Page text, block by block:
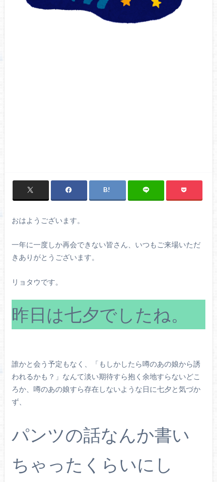
おはようございます。
一年に一度しか再会できない皆さん、いつもご来場いただ
きありがとうございます。
リョタウです。
昨日は七夕でしたね。
誰かと会う予定もなく、「もしかしたら噂のあの娘から誘
われるかも？」なんて淡い期待すら抱く余地すらないどこ
ろか、噂のあの娘すら存在しないような日に七夕と気づか
ず、
パンツの話なんか書い
ちゃったくらいにし